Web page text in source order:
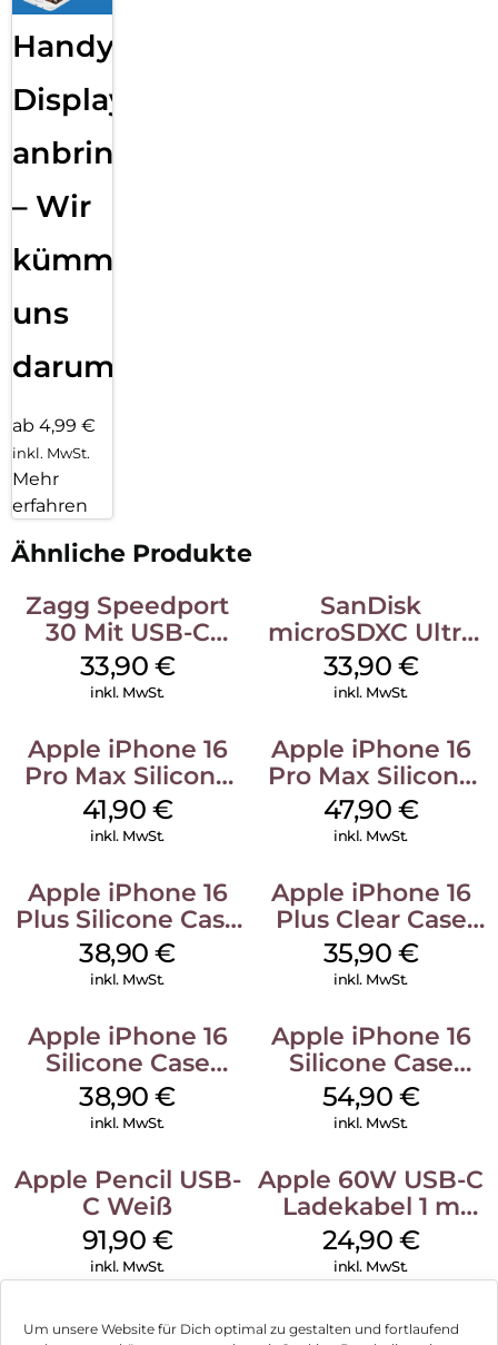
Um unsere Website für Dich optimal zu gestalten und fortlaufend
Handy
Displayfolie
anbringen
– Wir
kümmern
uns
darum!
ab 4,99 €
inkl. MwSt.
Mehr
erfahren
Ähnliche Produkte
Zagg Speedport
30 Mit USB-C
Kabel Weiß
33,90 €
inkl. MwSt.
SanDisk
microSDXC Ultra
128 GB + Adapter
Mobile
33,90 €
inkl. MwSt.
Apple iPhone 16
Pro Max Silicone
Case MagSafe
Ultramarine
41,90 €
inkl. MwSt.
Apple iPhone 16
Pro Max Silicone
Case MagSafe
Black
47,90 €
inkl. MwSt.
Apple iPhone 16
Plus Silicone Case
MagSafe Denim
38,90€
inkl. MwSt.
Apple iPhone 16
Plus Clear Case
MagSafe
Transparent
35,90 €
inkl. MwSt.
Apple iPhone 16
Silicone Case
MagSafe
Ultramarine
38,90€
inkl. MwSt.
Apple iPhone 16
Silicone Case
MagSafe Black
54,90 €
inkl. MwSt.
Apple Pencil USB-
C Weiß
91,90 €
inkl. MwSt.
Apple 60W USB-C
Ladekabel 1 m
Weiß
24,90 €
inkl. MwSt.